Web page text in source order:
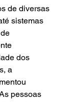
de diversas
sistemas
dos
a
pessoas